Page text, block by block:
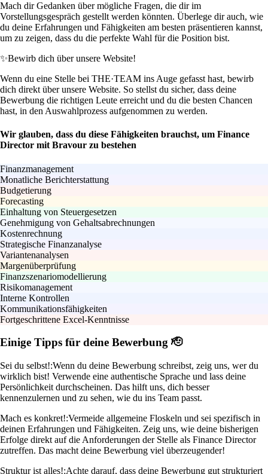
Mach dir Gedanken über mögliche Fragen, die dir im
Vorstellungsgespräch gestellt werden könnten. Überlege dir auch, wie
du deine Erfahrungen und Fähigkeiten am besten präsentieren kannst,
um zu zeigen, dass du die perfekte Wahl für die Position bist.
✨Bewirb dich über unsere Website!
Wenn du eine Stelle bei THE·TEAM ins Auge gefasst hast, bewirb
dich direkt über unsere Website. So stellst du sicher, dass deine
Bewerbung die richtigen Leute erreicht und du die besten Chancen
hast, in den Auswahlprozess aufgenommen zu werden.
Wir glauben, dass du diese Fähigkeiten brauchst, um Finance
Director mit Bravour zu bestehen
Finanzmanagement
Monatliche Berichterstattung
Budgetierung
Forecasting
Einhaltung von Steuergesetzen
Genehmigung von Gehaltsabrechnungen
Kostenrechnung
Strategische Finanzanalyse
Variantenanalysen
Margenüberprüfung
Finanzszenariomodellierung
Risikomanagement
Interne Kontrollen
Kommunikationsfähigkeiten
Fortgeschrittene Excel-Kenntnisse
Einige Tipps für deine Bewerbung 🫡
Sei du selbst!:Wenn du deine Bewerbung schreibst, zeig uns, wer du
wirklich bist! Verwende eine authentische Sprache und lass deine
Persönlichkeit durchscheinen. Das hilft uns, dich besser
kennenzulernen und zu sehen, wie du ins Team passt.
Mach es konkret!:Vermeide allgemeine Floskeln und sei spezifisch in
deinen Erfahrungen und Fähigkeiten. Zeig uns, wie deine bisherigen
Erfolge direkt auf die Anforderungen der Stelle als Finance Director
zutreffen. Das macht deine Bewerbung viel überzeugender!
Struktur ist alles!:Achte darauf, dass deine Bewerbung gut strukturiert